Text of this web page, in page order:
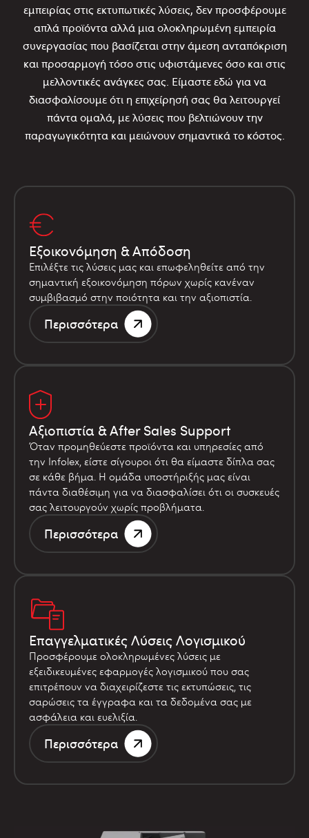
εμπειρίας στις εκτυπωτικές λύσεις, δεν προσφέρουμε
απλά προϊόντα αλλά μια ολοκληρωμένη εμπειρία
συνεργασίας που βασίζεται στην άμεση ανταπόκριση
και προσαρμογή τόσο στις υφιστάμενες όσο και στις
μελλοντικές ανάγκες σας. Είμαστε εδώ για να
διασφαλίσουμε ότι η επιχείρησή σας θα λειτουργεί
πάντα ομαλά, με λύσεις που βελτιώνουν την
παραγωγικότητα και μειώνουν σημαντικά το κόστος.
Εξοικονόμηση & Απόδοση
Επιλέξτε τις λύσεις μας και επωφεληθείτε από την
σημαντική εξοικονόμηση πόρων χωρίς κανέναν
συμβιβασμό στην ποιότητα και την αξιοπιστία.
Περισσότερα
Αξιοπιστία & After Sales Support
Όταν προμηθεύεστε προϊόντα και υπηρεσίες από
την Infolex, είστε σίγουροι ότι θα είμαστε δίπλα σας
σε κάθε βήμα. Η ομάδα υποστήριξής μας είναι
πάντα διαθέσιμη για να διασφαλίσει ότι οι συσκευές
σας λειτουργούν χωρίς προβλήματα.
Περισσότερα
Επαγγελματικές Λύσεις Λογισμικού
Προσφέρουμε ολοκληρωμένες λύσεις με
εξειδικευμένες εφαρμογές λογισμικού που σας
επιτρέπουν να διαχειρίζεστε τις εκτυπώσεις, τις
σαρώσεις τα έγγραφα και τα δεδομένα σας με
ασφάλεια και ευελιξία.
Περισσότερα